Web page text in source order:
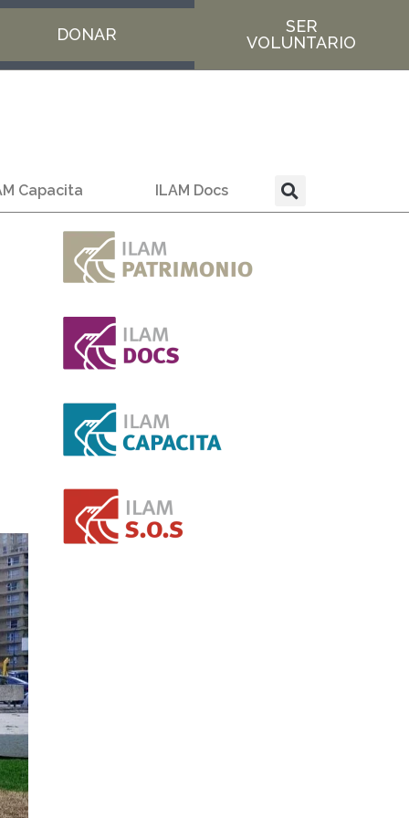
DONAR
SER
VOLUNTARIO
Capacita ILAM Docs